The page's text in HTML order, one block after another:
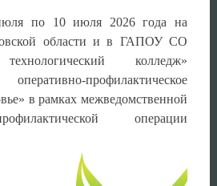
по 10 июля 2026 года на
области и в ГАПОУ СО
колледж»
профилактическое
в рамках межведомственной
операции